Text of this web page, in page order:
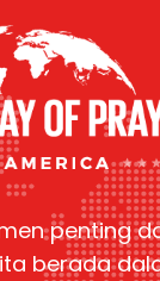
penting
berada